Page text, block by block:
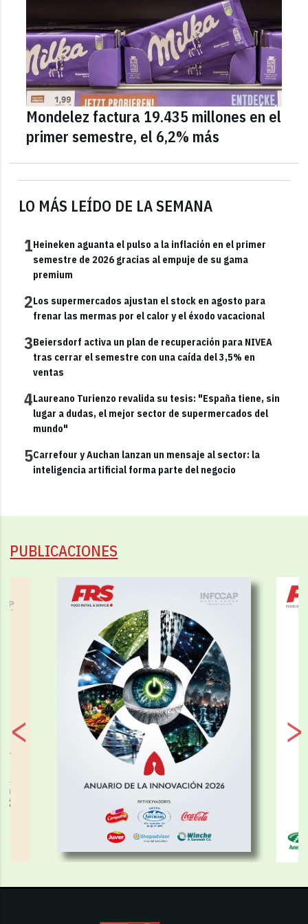
LO MÁS LEÍDO DE LA SEMANA
1Heineken aguanta el pulso a la inflación en el primer
semestre de 2026 gracias al empuje de su gama
premium
2Los supermercados ajustan el stock en agosto para
frenar las mermas por el calor y el éxodo vacacional
3Beiersdorf activa un plan de recuperación para NIVEA
tras cerrar el semestre con una caída del 3,5% en
ventas
4Laureano Turienzo revalida su tesis: "España tiene, sin
lugar a dudas, el mejor sector de supermercados del
mundo"
5Carrefour y Auchan lanzan un mensaje al sector: la
inteligencia artificial forma parte del negocio
Mondelez factura 19.435 millones en el
primer semestre, el 6,2% más
PUBLICACIONES